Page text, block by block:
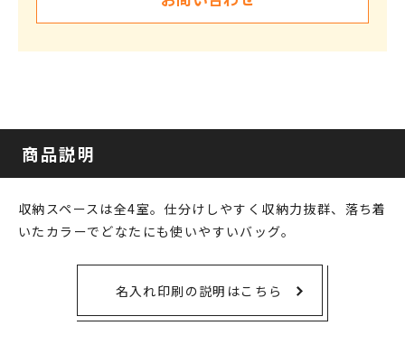
商品説明
収納スペースは全4室。仕分けしやすく収納力抜群、落ち着
いたカラーでどなたにも使いやすいバッグ。
名入れ印刷の説明はこちら